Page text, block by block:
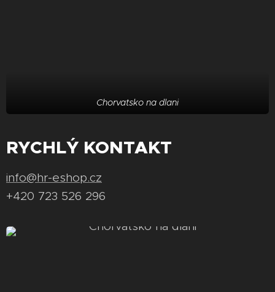
Chorvatsko na dlani
RYCHLÝ KONTAKT
info@hr-eshop.cz
+420 723 526 296